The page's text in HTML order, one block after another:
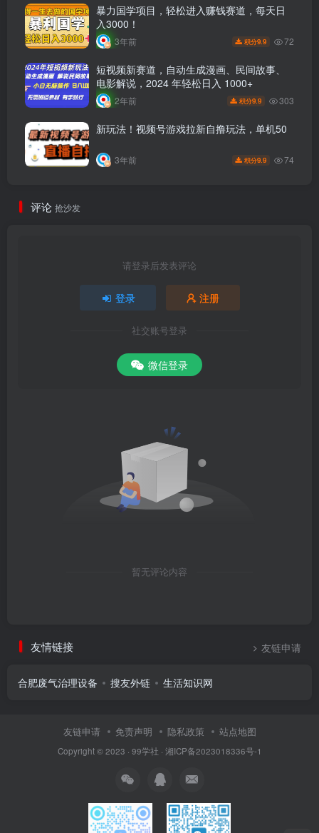
暴力国学项目，轻松进入赚钱赛道，每天日
入3000！
3年前 积分9.9 72
短视频新赛道，自动生成漫画、民间故事、
电影解说，2024 年轻松日入 1000+
2年前 积分9.9 303
新玩法！视频号游戏拉新自撸玩法，单机50
3年前 积分9.9 74
评论 抢沙发
请登录后发表评论
登录 注册
社交账号登录
微信登录
暂无评论内容
友情链接 友链申请
合肥废气治理设备 搜友外链 生活知识网
友链申请 免责声明 隐私政策 站点地图
Copyright © 2023 · 99学社 · 湘ICP备2023018336号-1